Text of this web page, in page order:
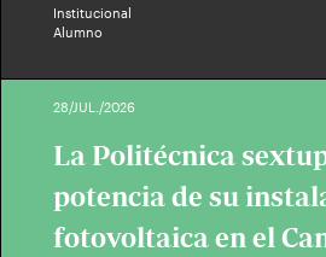
Institucional
Alumno
28/JUL./2026
La Politécnica
potencia de su
fotovoltaica en el